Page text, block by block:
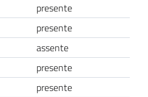
presente
presente
assente
presente
presente